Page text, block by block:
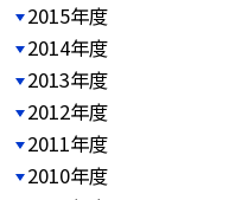
2015年度
2014年度
2013年度
2012年度
2011年度
2010年度